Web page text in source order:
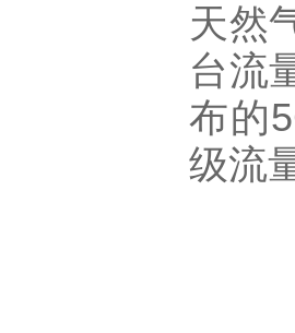
天然
台流
布的
级流